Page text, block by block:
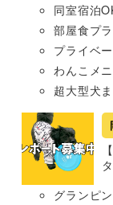
同室宿泊
部屋食プ
プライベ
わんこメ
超大型犬
グランピ